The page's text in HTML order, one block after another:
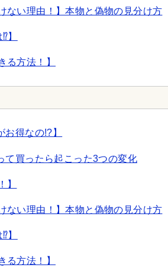
ない理由！】本物と偽物の見分け方
】
る方法！】
得なの!?】
て買ったら起こった3つの変化
】
ない理由！】本物と偽物の見分け方
】
る方法！】